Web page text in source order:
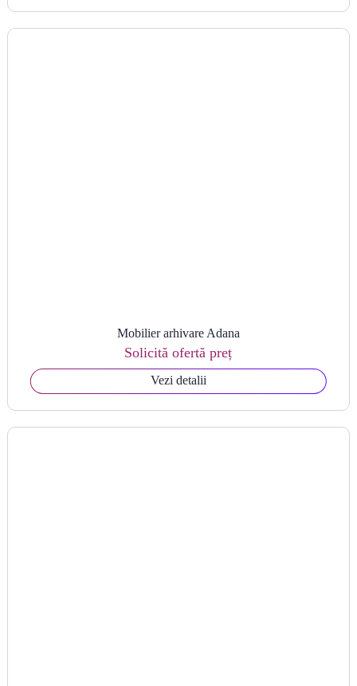
Mobilier arhivare Adana
Solicită ofertă preț
Vezi detalii